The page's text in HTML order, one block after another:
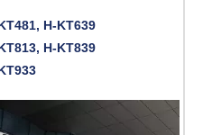
H-KT639
H-KT839